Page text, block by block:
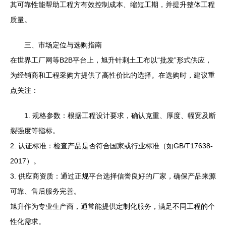
其可靠性能帮助工程方有效控制成本、缩短工期，并提升整体工程
质量。
三、市场定位与选购指南
在世界工厂网等B2B平台上，旭升针刺土工布以“批发”形式供应，
为经销商和工程采购方提供了高性价比的选择。在选购时，建议重
点关注：
1. 规格参数：根据工程设计要求，确认克重、厚度、幅宽及断
裂强度等指标。
2. 认证标准：检查产品是否符合国家或行业标准（如GB/T17638-
2017）。
3. 供应商资质：通过正规平台选择信誉良好的厂家，确保产品来源
可靠、售后服务完善。
旭升作为专业生产商，通常能提供定制化服务，满足不同工程的个
性化需求。